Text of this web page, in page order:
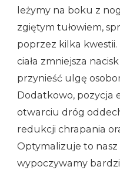
leżymy na boku z
zgiętym tułowiem,
poprzez kilka kwestii.
ciała zmniejsza
przynieść ulgę
Dodatkowo, pozycja
otwarciu dróg
redukcji chrapania
Optymalizuje to nasz
wypoczywamy